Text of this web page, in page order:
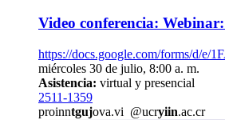
Video conferencia:
https://docs.google.com/forms/d/
miércoles 30 de julio, 8:00 a. m.
Asistencia: virtual y presencial
2511-1359
proinntgujova.vi @ucryiin.ac.cr